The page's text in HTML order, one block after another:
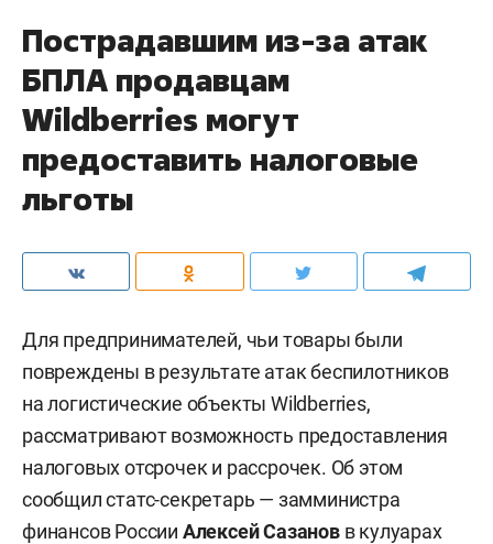
Пострадавшим из-за атак
БПЛА продавцам
Wildberries могут
предоставить налоговые
льготы
Для предпринимателей, чьи товары были
повреждены в результате атак беспилотников
на логистические объекты Wildberries,
рассматривают возможность предоставления
налоговых отсрочек и рассрочек. Об этом
сообщил статс-секретарь — замминистра
финансов России Алексей Сазановв кулуарах